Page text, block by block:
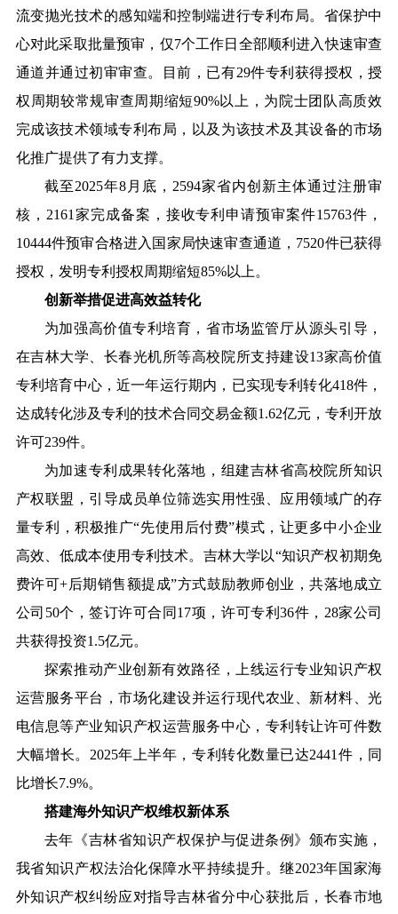
流变抛光技术的感知端和控制端进行专利布局。省保护中
心对此采取批量预审，仅7个工作日全部顺利进入快速审查
通道并通过初审审查。目前，已有29件专利获得授权，授
权周期较常规审查周期缩短90%以上，为院士团队高质效
完成该技术领域专利布局，以及为该技术及其设备的市场
化推广提供了有力支撑。
截至2025年8月底，2594家省内创新主体通过注册审
核，2161家完成备案，接收专利申请预审案件15763件，
10444件预审合格进入国家局快速审查通道，7520件已获得
授权，发明专利授权周期缩短85%以上。
创新举措促进高效益转化
为加强高价值专利培育，省市场监管厅从源头引导，
在吉林大学、长春光机所等高校院所支持建设13家高价值
专利培育中心，近一年运行期内，已实现专利转化418件，
达成转化涉及专利的技术合同交易金额1.62亿元，专利开放
许可239件。
为加速专利成果转化落地，组建吉林省高校院所知识
产权联盟，引导成员单位筛选实用性强、应用领域广的存
量专利，积极推广“先使用后付费”模式，让更多中小企业
高效、低成本使用专利技术。吉林大学以“知识产权初期免
费许可+后期销售额提成”方式鼓励教师创业，共落地成立
公司50个，签订许可合同17项，许可专利36件，28家公司
共获得投资1.5亿元。
探索推动产业创新有效路径，上线运行专业知识产权
运营服务平台，市场化建设并运行现代农业、新材料、光
电信息等产业知识产权运营服务中心，专利转让许可件数
大幅增长。2025年上半年，专利转化数量已达2441件，同
比增长7.9%。
搭建海外知识产权维权新体系
去年《吉林省知识产权保护与促进条例》颁布实施，
我省知识产权法治化保障水平持续提升。继2023年国家海
外知识产权纠纷应对指导吉林省分中心获批后，长春市地